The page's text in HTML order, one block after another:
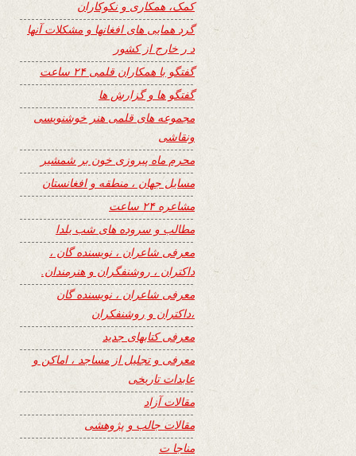
کمک، همکاری و نکوکاران
گرد همایی های افغانها و مشکلات آنها
د ر خارج از کشور
گفتگو با همکاران قلمی ۲۴ ساعت
گفتگو ها و گزارش ها
مجموعه های قلمی هنر خوشنویسی
ونقاشی
محرم ماه پیروزی خون بر شمشیر
مسایل جهان ، منطقه و افغانستان
مشاعره ۲۴ ساعت
مطالب و سروده های شب یلدا
معرفی شاعران ، نویسنده گان ،
داکتران ، روشنفگران و هنرمندان.
معرفی شاعران ، نویسنده گان
،داکتران و روشنفکران
معرفی کتابهای جدید
معرفی و تجلیل از مساجد ، اماکن و
عابدات تاریخی
مقالات آزاد
مقالات جالب و پژوهشی
مناجا ت